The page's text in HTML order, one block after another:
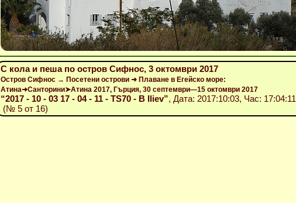
С кола и пеша по остров Сифнос, 3 октомври 2017
Остров Сифнос → Посетени острови ➜ Плаване в Егейско море:
Атина➜Санторини➤Атина 2017, Гърция, 30 септември—15 октомври 2017
“2017 - 10 - 03 17 - 04 - 11 - TS70 - B Iliev”, Дата: 2017:10:03, Час: 17:04:11
(№ 5 от 16)